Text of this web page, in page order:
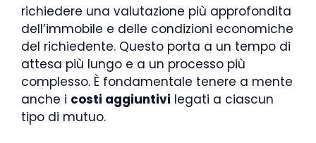
richiedere una valutazione più approfondita
dell’immobile e delle condizioni economiche
del richiedente. Questo porta a un tempo di
attesa più lungo e a un processo più
complesso. È fondamentale tenere a mente
anche i costi aggiuntivi legati a ciascun
tipo di mutuo.